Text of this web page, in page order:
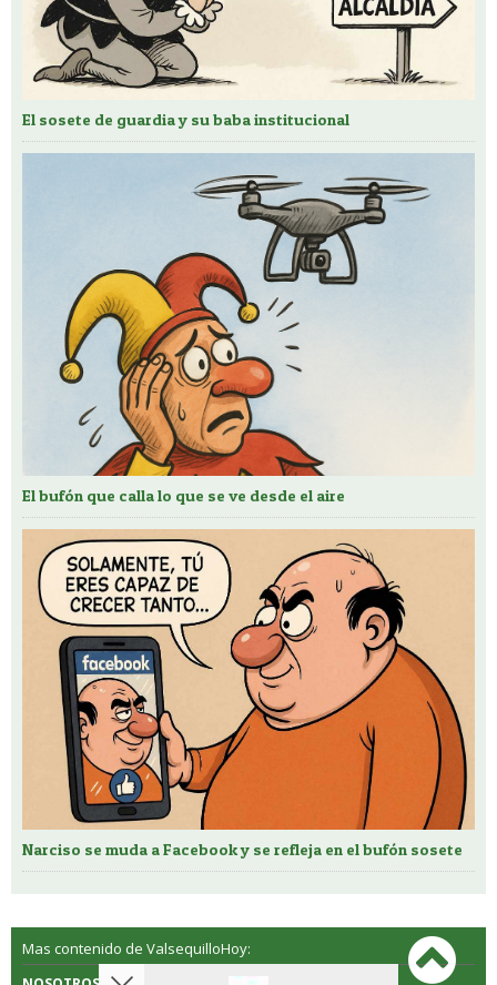
El sosete de guardia y su baba institucional
El bufón que calla lo que se ve desde el aire
Narciso se muda a Facebook y se refleja en el bufón sosete
Mas contenido de ValsequilloHoy: